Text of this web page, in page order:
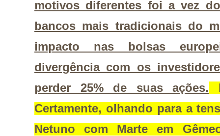
motivos diferentes foi a vez
bancos mais tradicionais do
impacto nas bolsas
divergência com os
perder 25% de suas ações.
Certamente, olhando para a
Netuno com Marte em